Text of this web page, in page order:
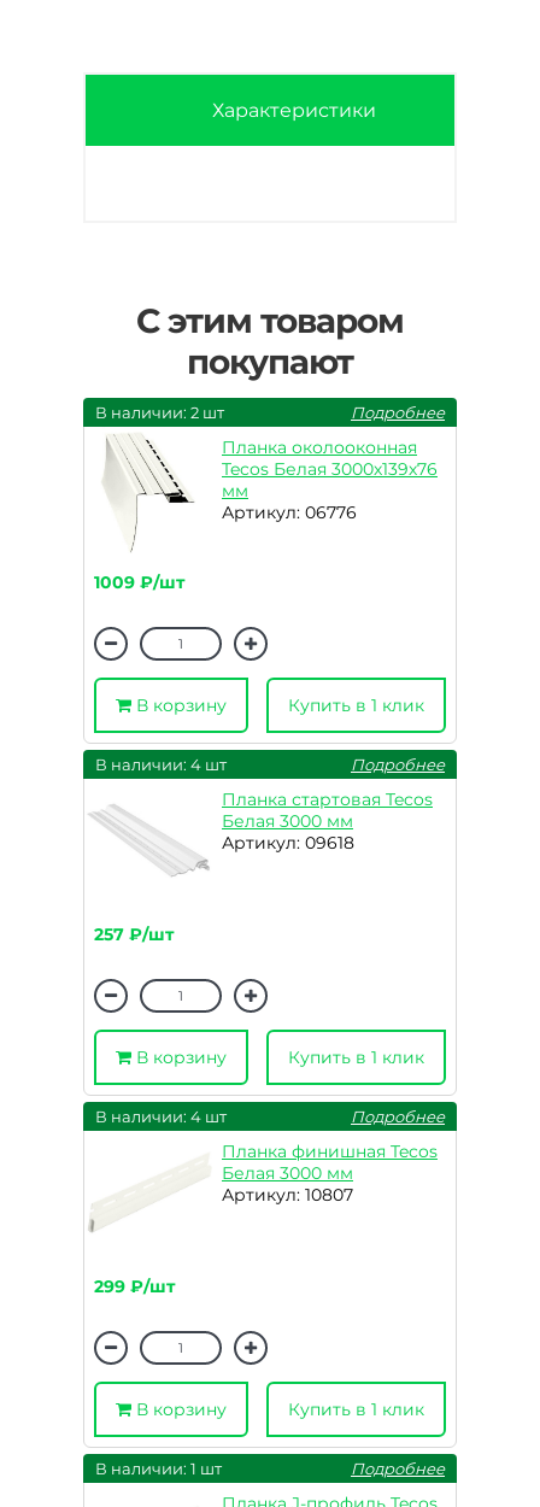
Характеристики
С этим товаром
покупают
В наличии: 2 шт Подробнее
Планка околооконная
Tecos Белая 3000х139х76
мм
Артикул: 06776
1009 ₽/шт
В корзину Купить в 1 клик
В наличии: 4 шт Подробнее
Планка стартовая Tecos
Белая 3000 мм
Артикул: 09618
257 ₽/шт
В корзину Купить в 1 клик
В наличии: 4 шт Подробнее
Планка финишная Tecos
Белая 3000 мм
Артикул: 10807
299 ₽/шт
В корзину Купить в 1 клик
В наличии: 1 шт Подробнее